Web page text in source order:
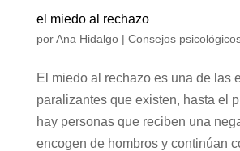
el miedo al rechazo
porAna Hidalgo| Consejos
El miedo al rechazo es una de las
paralizantes que existen, hasta el
hay personas que reciben una
encogen de hombros y continúan